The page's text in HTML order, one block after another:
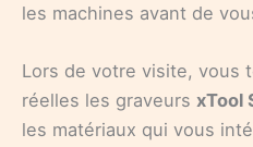
les machines avant de
Lors de votre visite, vous
réelles les graveurs xTool
les matériaux qui vous